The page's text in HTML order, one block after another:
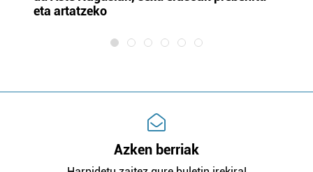
eta artatzeko
Azken berriak